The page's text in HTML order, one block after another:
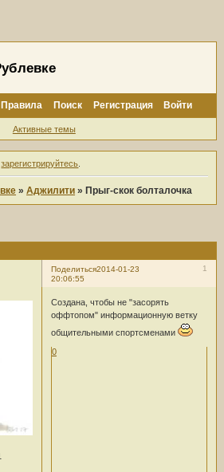
Правила Поиск Регистрация Войти
Активные темы
зарегистрируйтесь
»Аджилити » Прыг-скок болталочка
Поделиться 1
2014-01-23
20:06:55
Создана, чтобы не "засорять
оффтопом" информационную ветку
общительными спортсменами
0